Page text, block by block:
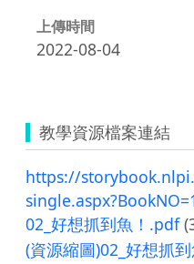
上傳時間
2022-08-04
教學資源檔案連結
https://
02_好想抓到魚！.pdf
(資源縮圖)02_好想抓